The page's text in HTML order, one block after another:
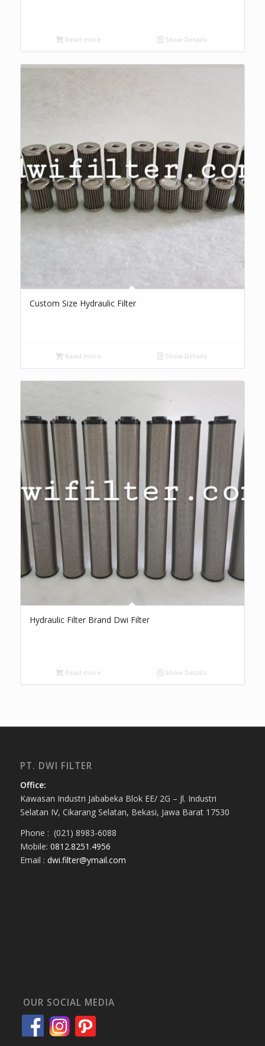
Read more Show Details
Custom Size Hydraulic Filter
Read more Show Details
Hydraulic Filter Brand Dwi Filter
Read more Show Details
PT. DWI FILTER
Office:
Kawasan Industri Jababeka Blok EE/ 2G – Jl. Industri
Selatan IV, Cikarang Selatan, Bekasi, Jawa Barat 17530
Phone : (021) 8983-6088
Mobile: 0812.8251.4956
Email : dwi.filter@ymail.com
OUR SOCIAL MEDIA